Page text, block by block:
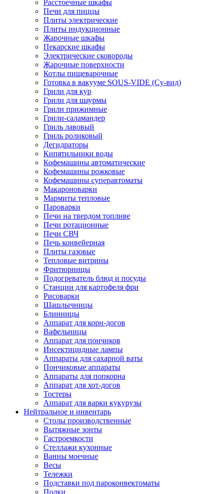
Расстоечные шкафы
Печи для пиццы
Плиты электрические
Плиты индукционные
Жарочные шкафы
Пекарские шкафы
Электрические сковороды
Жарочные поверхности
Котлы пищеварочные
Готовка в вакууме SOUS-VIDE (Су-вид)
Грили для кур
Грили для шаурмы
Грили прижимные
Грили-саламандер
Гриль лавовый
Гриль роликовый
Дегидраторы
Кипятильники воды
Кофемашины автоматические
Кофемашины рожковые
Кофемашины суперавтоматы
Макароноварки
Мармиты тепловые
Пароварки
Печи на твердом топливе
Печи ротационные
Печи СВЧ
Печь конвейерная
Плиты газовые
Тепловые витрины
Фритюрницы
Подогреватель блюд и посуды
Станции для картофеля фри
Рисоварки
Шашлычницы
Блинницы
Аппарат для корн-догов
Вафельницы
Аппарат для пончиков
Инсектицидные лампы
Аппараты для сахарной ваты
Пончиковые аппараты
Аппараты для попкорна
Аппарат для хот-догов
Тостеры
Аппарат для варки кукурузы
Нейтральное и инвентарь
Столы производственные
Вытяжные зонты
Гастроемкости
Стеллажи кухонные
Ванны моечные
Весы
Тележки
Подставки под пароконвектоматы
Полки